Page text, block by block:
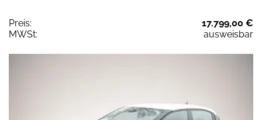
Preis:
17.799,00 €
MWSt:
ausweisbar